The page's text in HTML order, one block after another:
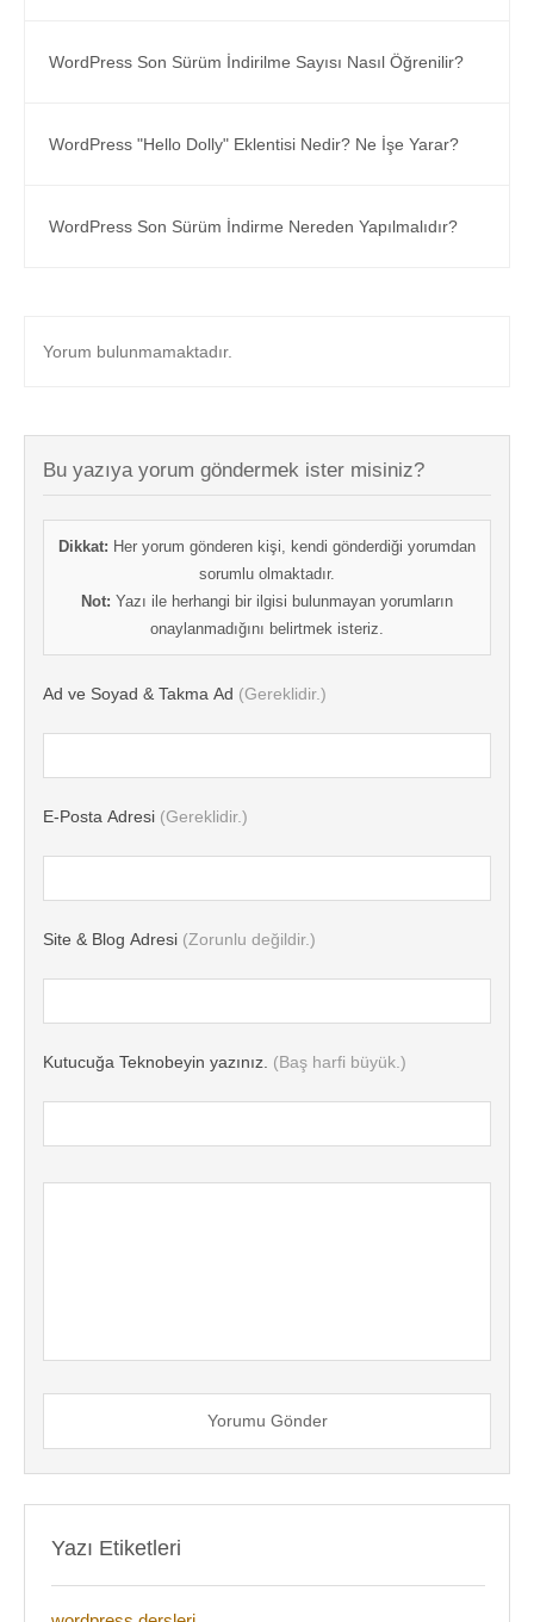
WordPress Son Sürüm İndirilme Sayısı Nasıl Öğrenilir?
WordPress "Hello Dolly" Eklentisi Nedir? Ne İşe Yarar?
WordPress Son Sürüm İndirme Nereden Yapılmalıdır?
Yorum bulunmamaktadır.
Bu yazıya yorum göndermek ister misiniz?
Dikkat: Her yorum gönderen kişi, kendi gönderdiği yorumdan
sorumlu olmaktadır.
Not: Yazı ile herhangi bir ilgisi bulunmayan yorumların
onaylanmadığını belirtmek isteriz.
Ad ve Soyad & Takma Ad (Gereklidir.)
E-Posta Adresi (Gereklidir.)
Site & Blog Adresi (Zorunlu değildir.)
Kutucuğa Teknobeyin yazınız. (Baş harfi büyük.)
Yorumu Gönder
Yazı Etiketleri